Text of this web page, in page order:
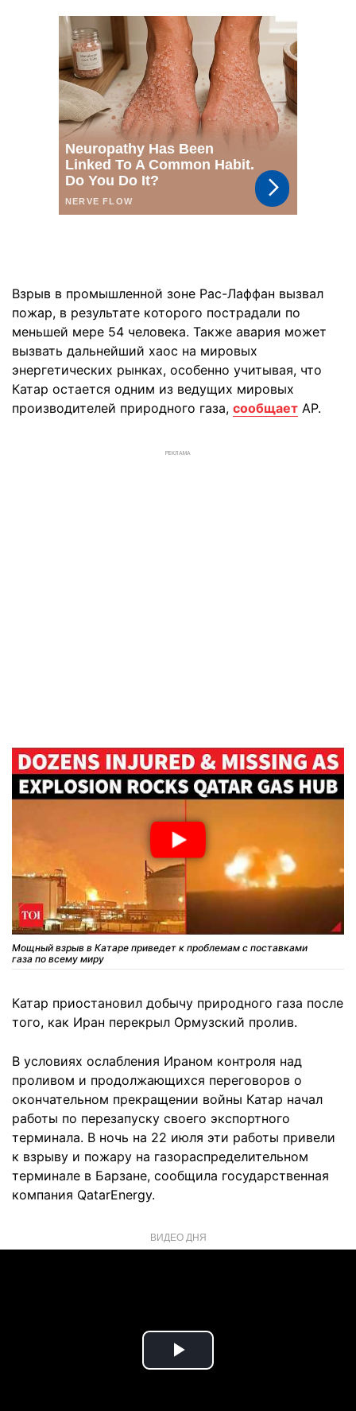
Взрыв в промышленной зоне Рас-Лаффан вызвал
пожар, в результате которого пострадали по
меньшей мере 54 человека. Также авария может
вызвать дальнейший хаос на мировых
энергетических рынках, особенно учитывая, что
Катар остается одним из ведущих мировых
производителей природного газа, сообщает АР.
РЕКЛАМА
Мощный взрыв в Катаре приведет к проблемам с поставками
газа по всему миру
Катар приостановил добычу природного газа после
того, как Иран перекрыл Ормузский пролив.
В условиях ослабления Ираном контроля над
проливом и продолжающихся переговоров о
окончательном прекращении войны Катар начал
работы по перезапуску своего экспортного
терминала. В ночь на 22 июля эти работы привели
к взрыву и пожару на газораспределительном
терминале в Барзане, сообщила государственная
компания QatarEnergy.
ВИДЕО ДНЯ
Play